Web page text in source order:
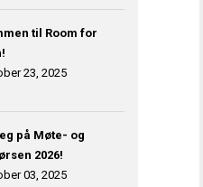
til Room for
23, 2025
på Møte- og
2026!
03, 2025